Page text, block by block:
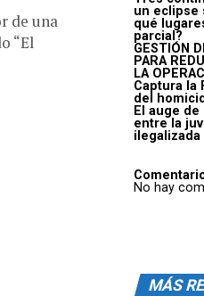
de una
“El
un eclipse
qué
parcial?
GESTIÓN
PARA
LA
Captura la
del
El auge
entre la
ilegalizada
No hay
MÁS